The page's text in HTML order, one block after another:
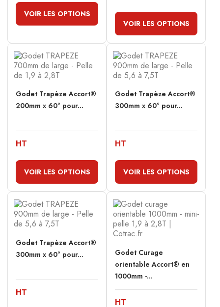
VOIR LES OPTIONS
VOIR LES OPTIONS
Godet Trapèze Accort®
200mm x 60° pour...
HT
VOIR LES OPTIONS
Godet Trapèze Accort®
300mm x 60° pour...
HT
VOIR LES OPTIONS
Godet Trapèze Accort®
300mm x 60° pour...
HT
Godet Curage
orientable Accort® en
1000mm -...
HT